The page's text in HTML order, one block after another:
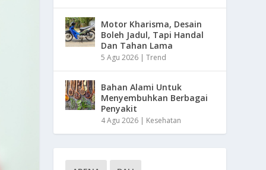
Motor Kharisma, Desain
Boleh Jadul, Tapi Handal
Dan Tahan Lama
5 Agu 2026 |Trend
Bahan Alami Untuk
Menyembuhkan Berbagai
Penyakit
4 Agu 2026 | Kesehatan